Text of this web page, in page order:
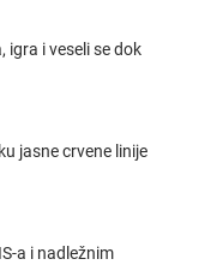
igra i veseli se dok
jasne crvene linije
a i nadležnim